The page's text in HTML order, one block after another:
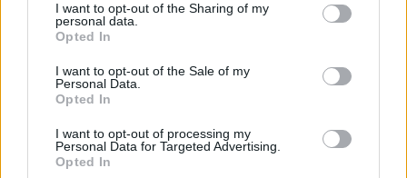
I want to opt-out of the Sharing of my
personal data.
Opted In
I want to opt-out of the Sale of my
Personal Data.
Opted In
I want to opt-out of processing my
Personal Data for Targeted Advertising.
Opted In
ez nem lehetséges, keresztbe szúrt
botokkal, sílécekkel jelezni kell a
balesetet a föntről közeledőknek!
Sílift nyomában, illetve 4 méternél
Legvégül: a sípálya a síelőké! A sípályán